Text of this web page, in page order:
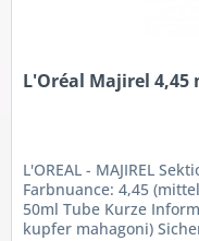
L'Oréal Majirel
L'OREAL - MAJIREL
Farbnuance: 4,45
50ml Tube Kurze
kupfer mahagoni)